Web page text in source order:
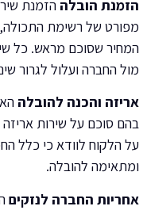
הזמנת הובלה הזמנת
מפורט של רשימת התכולה,
המחיר שסוכם מראש. כל
מול החברה ועלול לגרור
אריזה והכנה להובלה
בהם סוכם על שירות
על הלקוח לוודא כי כלל
ומתאימה להובלה.
אחריות החברה לנזקים